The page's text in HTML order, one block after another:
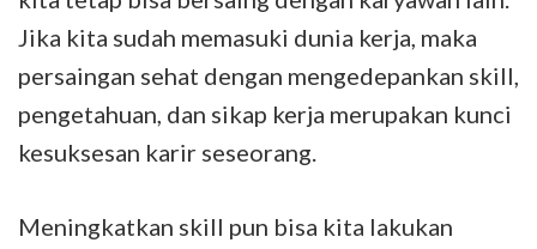
Jika kita sudah memasuki dunia kerja, maka
persaingan sehat dengan mengedepankan skill,
pengetahuan, dan sikap kerja merupakan kunci
kesuksesan karir seseorang.
Meningkatkan skill pun bisa kita lakukan